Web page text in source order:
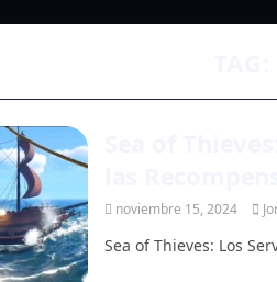
noviembre 15, 2024
Sea of Thieves: Los